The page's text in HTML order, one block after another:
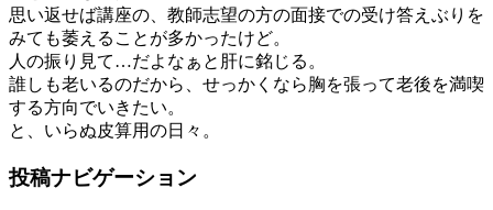
思い返せば講座の、教師志望の方の面接での受け答えぶりを
みても萎えることが多かったけど。
人の振り見て…だよなぁと肝に銘じる。
誰しも老いるのだから、せっかくなら胸を張って老後を満喫
する方向でいきたい。
と、いらぬ皮算用の日々。
投稿ナビゲーション